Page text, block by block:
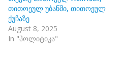
თითოეულ უბანში, თითოეულ
ქუჩაზე
August 8, 2025
In "პოლიტიკა"